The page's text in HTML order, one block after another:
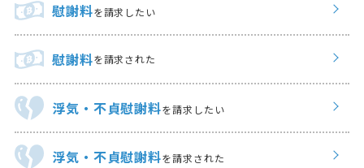
慰謝料を請求したい
慰謝料を請求された
浮気・不貞慰謝料を請求したい
浮気・不貞慰謝料を請求された